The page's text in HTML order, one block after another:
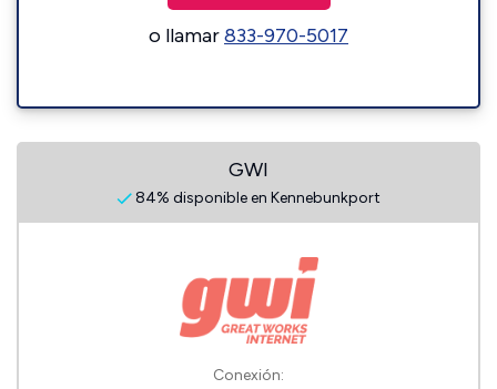
o llamar833-970-5017
GWI
84% disponible en Kennebunkport
Conexión: